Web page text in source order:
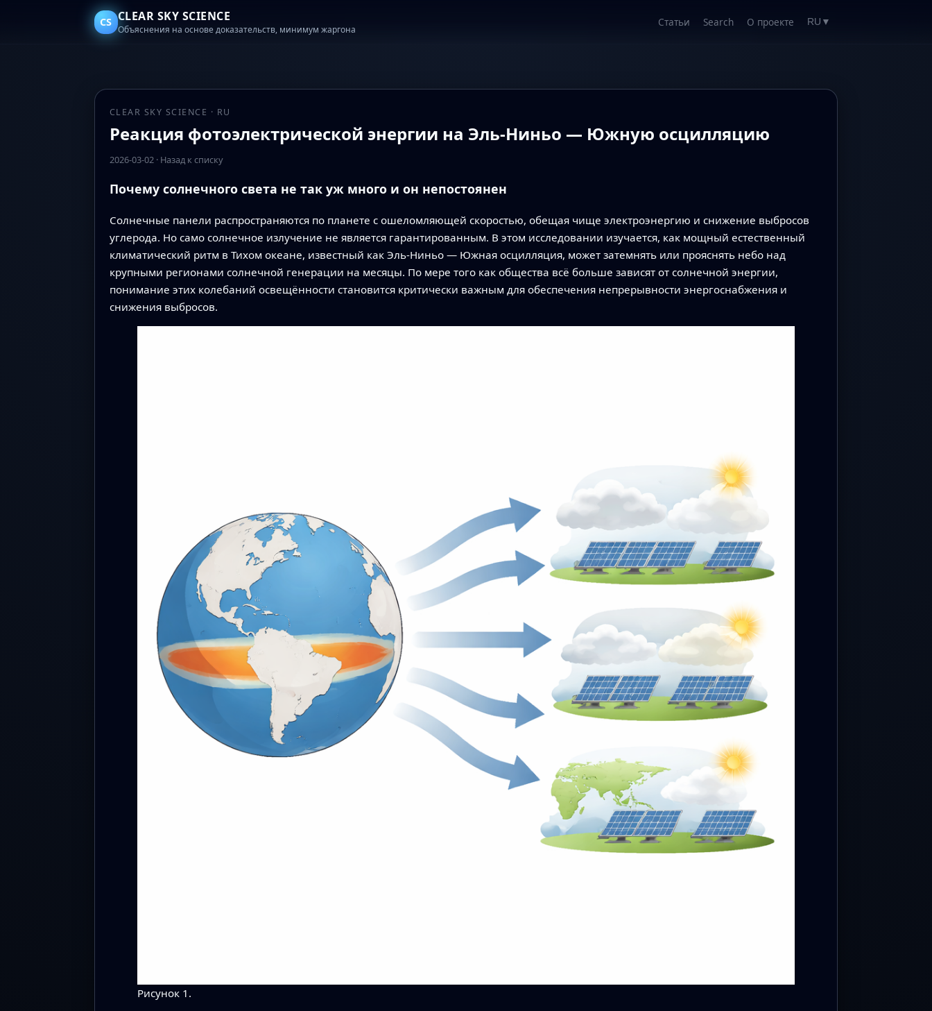
CS CLEAR SKY SCIENCE
Объяснения на основе доказательств, минимум жаргона
Статьи Search О проекте RU ▼
CLEAR SKY SCIENCE · RU
Реакция фотоэлектрической энергии на Эль-Ниньо — Южную осцилляцию
2026-03-02· Назад к списку
Почему солнечного света не так уж много и он непостоянен
Солнечные панели распространяются по планете с ошеломляющей скоростью, обещая чище электроэнергию и снижение выбросов
углерода. Но само солнечное излучение не является гарантированным. В этом исследовании изучается, как мощный естественный
климатический ритм в Тихом океане, известный как Эль-Ниньо — Южная осцилляция, может затемнять или прояснять небо над
крупными регионами солнечной генерации на месяцы. По мере того как общества всё больше зависят от солнечной энергии,
понимание этих колебаний освещённости становится критически важным для обеспечения непрерывности энергоснабжения и
снижения выбросов.
Рисунок 1.